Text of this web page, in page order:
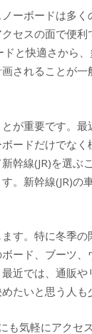
ーボードは多く
セスの面で便
と快適さから
されることが
が重要です。
ードだけでな
幹線(JR)を選ぶ
。新幹線(JR)の
す。特に冬季
ード、ブーツ
近では、通販
たいと思う人も
も気軽にアクセ